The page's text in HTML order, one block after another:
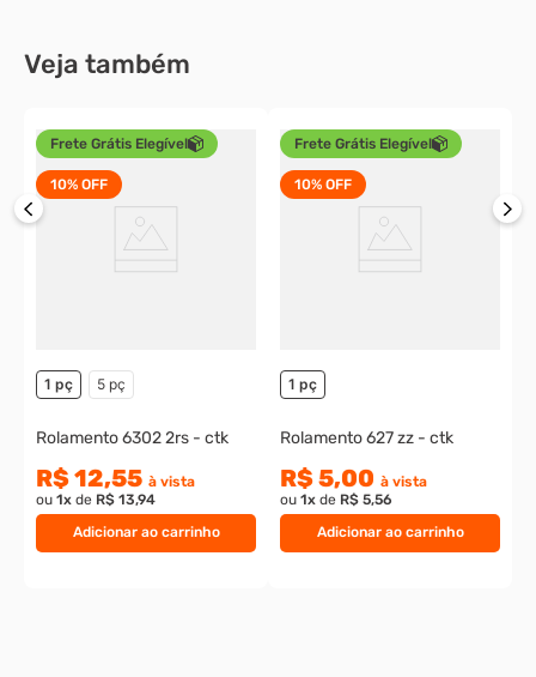
Veja também
Frete Grátis Elegível
10% OFF
Adicionar ao carrinho
1 pç 5 pç
Rolamento 6302 2rs - ctk
R$ 12,55 à vista
ou 1x de R$ 13,94
Frete Grátis Elegível
10% OFF
Adicionar ao carrinho
1 pç
Rolamento 627 zz - ctk
R$ 5,00 à vista
ou 1x de R$ 5,56